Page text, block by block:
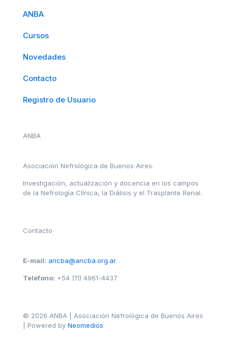
ANBA
Cursos
Novedades
Contacto
Registro de Usuario
ANBA
Asociación Nefrológica de Buenos Aires.
Investigación, actualización y docencia en los campos
de la Nefrología Clínica, la Diálisis y el Trasplante Renal.
Contacto
E-mail: ancba@ancba.org.ar
Teléfono: +54 (11) 4961-4437
© 2026 ANBA | Asociación Nefrológica de Buenos Aires
| Powered by Neomedios